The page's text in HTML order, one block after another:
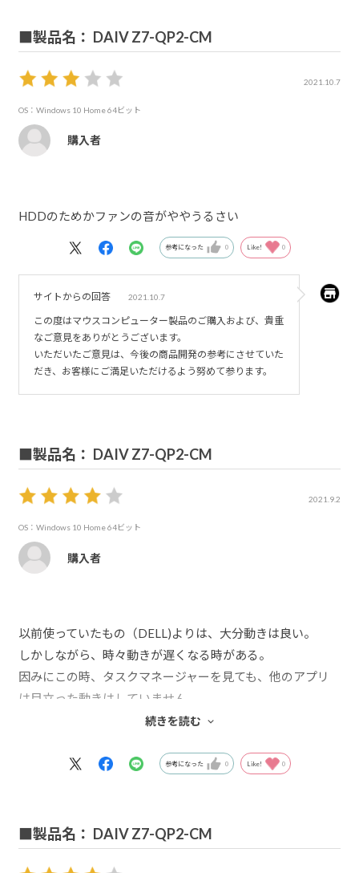
■製品名： DAIV Z7-QP2-CM
2021.10.7
OS：Windows 10 Home 64ビット
購入者
HDDのためかファンの音がややうるさい
参考になった 0 Like! 0
サイトからの回答 2021.10.7
この度はマウスコンピューター製品のご購入および、貴重
なご意見をありがとうございます。
いただいたご意見は、今後の商品開発の参考にさせていた
だき、お客様にご満足いただけるよう努めて参ります。
■製品名： DAIV Z7-QP2-CM
2021.9.2
OS：Windows 10 Home 64ビット
購入者
以前使っていたもの（DELL)よりは、大分動きは良い。
しかしながら、時々動きが遅くなる時がある。
因みにこの時、タスクマネージャーを見ても、他のアプリ
は目立った動きはしていません。
部品点数は１００点前後なんですけど。
単純にメモリを増やせば直るのかな？
続きを読む
参考になった 0 Like! 0
■製品名： DAIV Z7-QP2-CM